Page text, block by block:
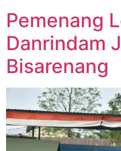
Pemenang
Danrindam
Bisarenang